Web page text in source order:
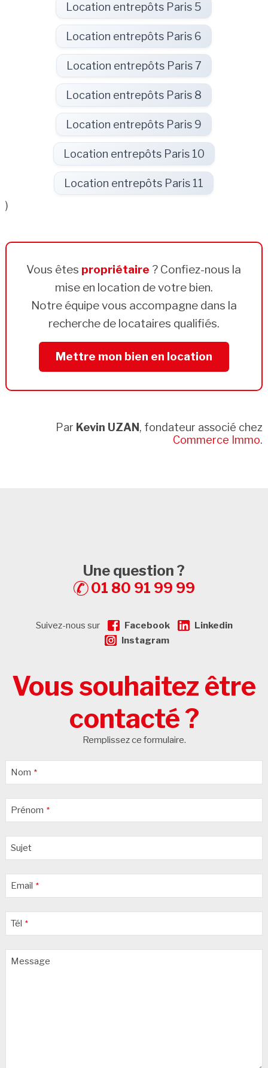
Location entrepôts Paris 5
Location entrepôts Paris 6
Location entrepôts Paris 7
Location entrepôts Paris 8
Location entrepôts Paris 9
Location entrepôts Paris 10
Location entrepôts Paris 11
)
Vous êtes propriétaire ? Confiez-nous la
mise en location de votre bien.
Notre équipe vous accompagne dans la
recherche de locataires qualifiés.
Mettre mon bien en location
Par Kevin UZAN, fondateur associé chez
Commerce Immo.
Une question ?
01 80 91 99 99
Suivez-nous sur Facebook
Linkedin
Instagram
Vous souhaitez être
contacté ?
Remplissez ce formulaire.
Nom *
Prénom *
Sujet
Email *
Tél *
Message